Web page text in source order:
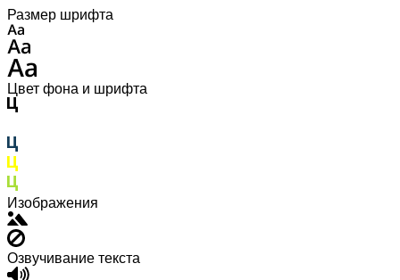
Размер шрифта
Цвет фона и шрифта
Изображения
Озвучивание текста